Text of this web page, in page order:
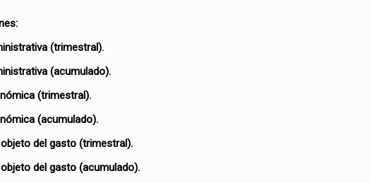
(trimestral).
(acumulado).
(trimestral).
(acumulado).
del gasto (trimestral).
del gasto (acumulado).